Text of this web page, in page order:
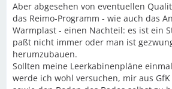
Aber abgesehen von eventuellen
das Reimo-Programm - wie auch das
Warmplast - einen Nachteil: es ist ein
paßt nicht immer oder man ist
herumzubauen.
Sollten meine Leerkabinenpläne
werde ich wohl versuchen, mir aus